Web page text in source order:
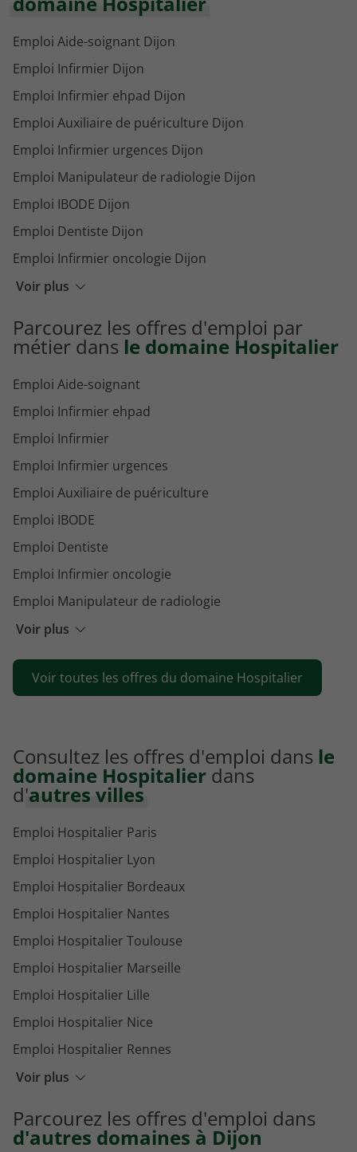
Voir plus
Emploi Aide-soignant Dijon
Emploi Infirmier Dijon
Emploi Infirmier ehpad Dijon
Emploi Auxiliaire de puériculture Dijon
Emploi Infirmier urgences Dijon
Emploi Manipulateur de radiologie Dijon
Emploi IBODE Dijon
Emploi Dentiste Dijon
Emploi Infirmier oncologie Dijon
Emploi Psychiatre Dijon
Emploi Psychomotricien Dijon
Parcourez les offres d'emploi par
métier dans le domaine Hospitalier
Voir plus
Emploi Aide-soignant
Emploi Infirmier ehpad
Emploi Infirmier
Emploi Infirmier urgences
Emploi Auxiliaire de puériculture
Emploi IBODE
Emploi Dentiste
Emploi Infirmier oncologie
Emploi Manipulateur de radiologie
Emploi Psychiatre
Emploi Agent de service hospitalier
Emploi Psychomotricien
Voir toutes les offres du domaine Hospitalier
Consultez les offres d'emploi dans le
domaine Hospitalier dans
d'autres villes
Voir plus
Emploi Hospitalier Paris
Emploi Hospitalier Lyon
Emploi Hospitalier Bordeaux
Emploi Hospitalier Nantes
Emploi Hospitalier Toulouse
Emploi Hospitalier Marseille
Emploi Hospitalier Lille
Emploi Hospitalier Nice
Emploi Hospitalier Rennes
Emploi Hospitalier Montpellier
Emploi Hospitalier Caen
Parcourez les offres d'emploi dans
d'autres domaines à Dijon